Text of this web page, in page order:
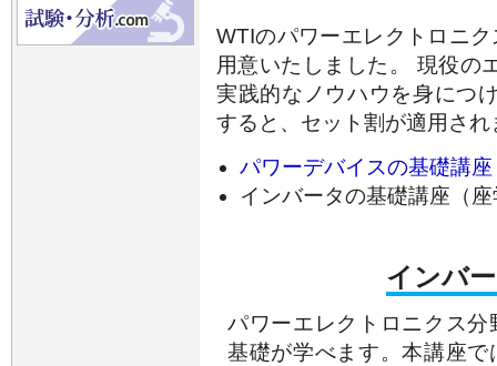
WTIのパワーエレクトロニ
用意いたしました。 現役の
実践的なノウハウを身につ
すると、セット割が適用さ
パワーデバイスの基
インバータの基礎講座（
インバ
パワーエレクトロニクス
基礎が学べます。本講座